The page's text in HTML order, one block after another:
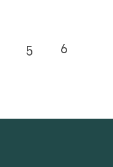
5
6